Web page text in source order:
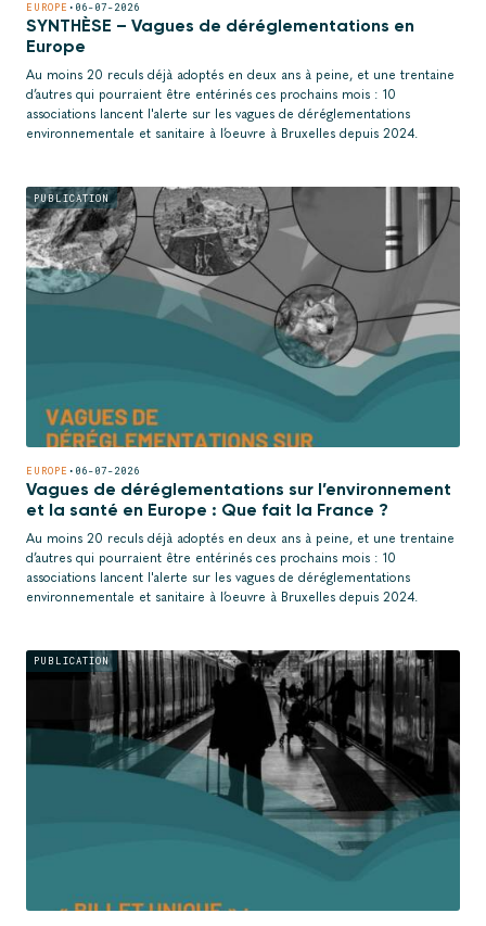
EUROPE • 06-07-2026
SYNTHÈSE – Vagues de déréglementations en
Europe
Au moins 20 reculs déjà adoptés en deux ans à peine, et une trentaine
d’autres qui pourraient être entérinés ces prochains mois : 10
associations lancent l'alerte sur les vagues de déréglementations
environnementale et sanitaire à l’oeuvre à Bruxelles depuis 2024.
PUBLICATION
EUROPE • 06-07-2026
Vagues de déréglementations sur l’environnement
et la santé en Europe : Que fait la France ?
Au moins 20 reculs déjà adoptés en deux ans à peine, et une trentaine
d’autres qui pourraient être entérinés ces prochains mois : 10
associations lancent l'alerte sur les vagues de déréglementations
environnementale et sanitaire à l’oeuvre à Bruxelles depuis 2024.
PUBLICATION